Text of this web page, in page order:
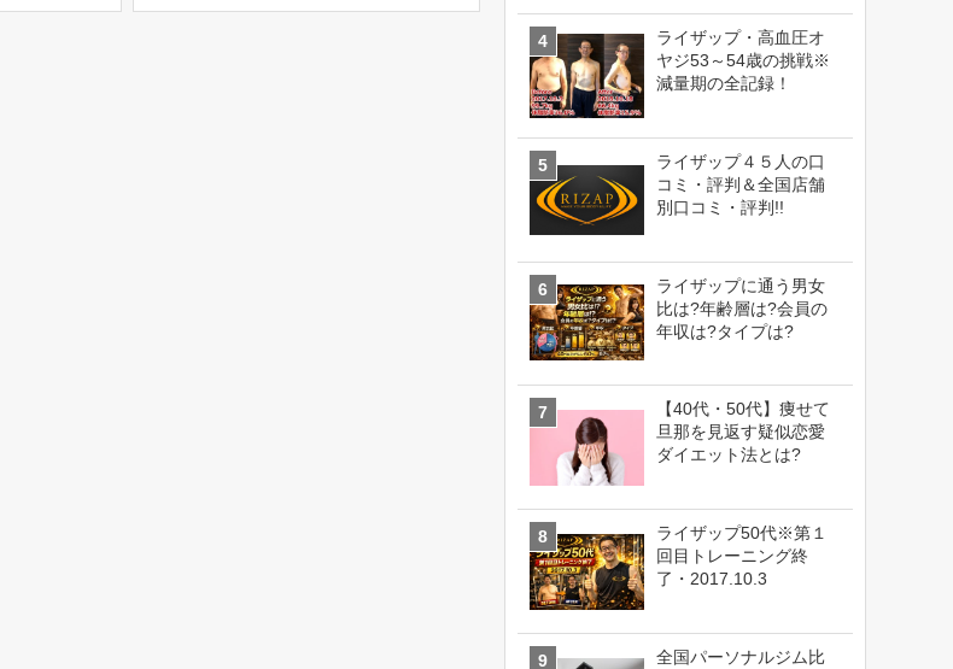
ら、個人に合わせたトレーニングメニュ
ライザップ・高血圧オ
ヤジ53～54歳の挑戦※
減量期の全記録！
ライザップ４５人の口
コミ・評判＆全国店舗
別口コミ・評判!!
ライザップに通う男女
比は?年齢層は?会員の
年収は?タイプは?
【40代・50代】痩せて
旦那を見返す疑似恋愛
ダイエット法とは?
ライザップ50代※第１
回目トレーニング終
了・2017.10.3
全国パーソナルジム比